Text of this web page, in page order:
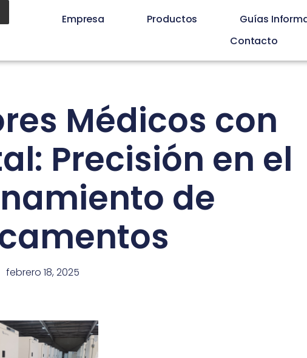
Empresa Productos Guías
Contacto
Médicos con
Precisión en el
de
febrero 18, 2025